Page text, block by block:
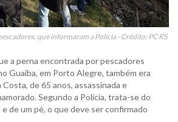
que informaram a Polícia - Crédito: PC RS
a perna encontrada por pescadores
Guaíba, em Porto Alegre, também era
Costa, de 65 anos, assassinada e
Segundo a Polícia, trata-se do
de um pé, o que deve ser confirmado